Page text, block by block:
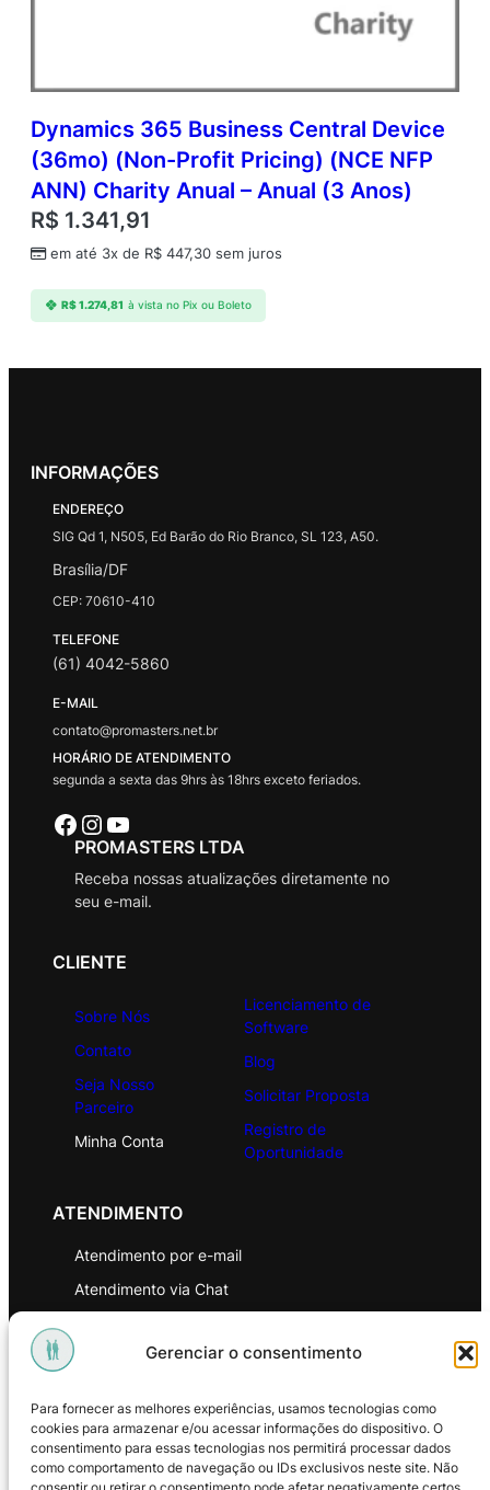
Gerenciar o consentimento
Para fornecer as melhores experiências, usamos tecnologias como
cookies para armazenar e/ou acessar informações do dispositivo. O
consentimento para essas tecnologias nos permitirá processar dados
como comportamento de navegação ou IDs exclusivos neste site. Não
Dynamics 365 Business Central Device
(36mo) (Non-Profit Pricing) (NCE NFP
ANN) Charity Anual – Anual (3 Anos)
R$ 1.341,91
em até 3x de R$ 447,30 sem juros
R$1.274,81 à vista no Pix ou Boleto
INFORMAÇÕES
ENDEREÇO
SIG Qd 1, N505, Ed Barão do Rio Branco, SL 123, A50.
Brasília/DF
CEP: 70610-410
TELEFONE
(61) 4042-5860
E-MAIL
contato@promasters.net.br
HORÁRIO DE ATENDIMENTO
segunda a sexta das 9hrs às 18hrs exceto feriados.
Facebook Instagram Youtube
PROMASTERS LTDA
Receba nossas atualizações diretamente no
seu e-mail.
CLIENTE
Sobre Nós
Contato
Seja Nosso
Parceiro
Minha Conta
Licenciamento de
Software
Blog
Solicitar Proposta
Registro de
Oportunidade
ATENDIMENTO
Atendimento por e-mail
Atendimento via Chat
Política de Privacidade
Política de Troca e Devoluções